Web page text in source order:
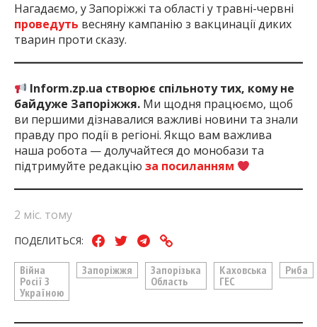
Нагадаємо, у Запоріжжі та області у травні-червні
проведуть весняну кампанію з вакцинації диких
тварин проти сказу.
Inform.zp.ua створює спільноту тих, кому не
байдуже Запоріжжя. Ми щодня працюємо, щоб
ви першими дізнавалися важливі новини та знали
правду про події в регіоні. Якщо вам важлива
наша робота — долучайтеся до монобази та
підтримуйте редакцію за посиланням
2 міс. тому
ПОДЕЛИТЬСЯ:
Війна
Росії З
Україною
Запоріжжя
Запорізька
Область
Каховська
ГЕС
Риба